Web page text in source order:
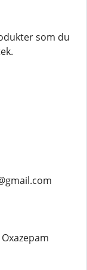
som du